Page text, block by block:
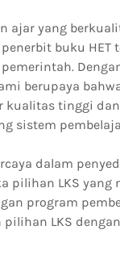
ajar yang
buku HET
berupaya
tinggi
sistem
dalam
pilihan LKS
program
LKS